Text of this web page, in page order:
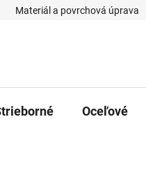
Materiál a povrchová úprava
Oceľové